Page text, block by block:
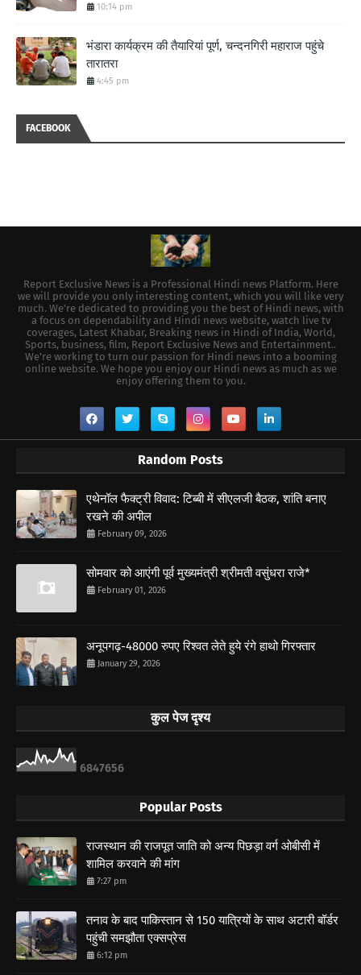
10:14 pm
भंडारा कार्यक्रम की तैयारियां पूर्ण, चन्दनगिरी महाराज पहुंचे
तारातरा
4:45 pm
FACEBOOK
Report Exclusive News is a Professional Hindi news Platform. Here
we will provide you only interesting content, which you will like very
much. We're dedicated to providing you the best of Hindi news, with
a focus on dependability and Hindi news website, watch live tv
coverages, Latest Khabar, Breaking news in Hindi of India, World,
Sports, business, film, Report Exclusive News and Entertainment..
We're working to turn our passion for Hindi news into a booming
online website. We hope you enjoy our Hindi news as much as we
enjoy offering them to you.
Random Posts
एथेनॉल फैक्ट्री विवाद: टिब्बी में सीएलजी बैठक, शांति बनाए
रखने की अपील
February 09, 2026
सोमवार को आएंगी पूर्व मुख्यमंत्री श्रीमती वसुंधरा राजे*
February 01, 2026
अनूपगढ़-48000 रुपए रिश्वत लेते हुये रंगे हाथो गिरफ्तार
January 29, 2026
कुल पेज दृश्य
6847656
Popular Posts
राजस्थान की राजपूत जाति को अन्य पिछड़ा वर्ग ओबीसी में
शामिल करवाने की मांग
7:27 pm
तनाव के बाद पाकिस्तान से 150 यात्रियों के साथ अटारी बॉर्डर
पहुंची समझौता एक्सप्रेस
6:12 pm